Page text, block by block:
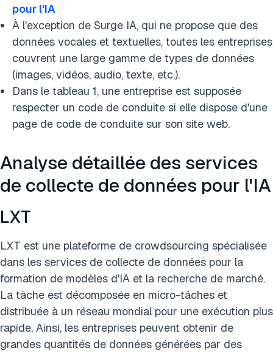
pour l'IA
À l'exception de Surge IA, qui ne propose que des
données vocales et textuelles, toutes les entreprises
couvrent une large gamme de types de données
(images, vidéos, audio, texte, etc.).
Dans le tableau 1, une entreprise est supposée
respecter un code de conduite si elle dispose d'une
page de code de conduite sur son site web.
Analyse détaillée des services
de collecte de données pour l'IA
LXT
LXT est une plateforme de crowdsourcing spécialisée
dans les services de collecte de données pour la
formation de modèles d'IA et la recherche de marché.
La tâche est décomposée en micro-tâches et
distribuée à un réseau mondial pour une exécution plus
rapide. Ainsi, les entreprises peuvent obtenir de
grandes quantités de données générées par des